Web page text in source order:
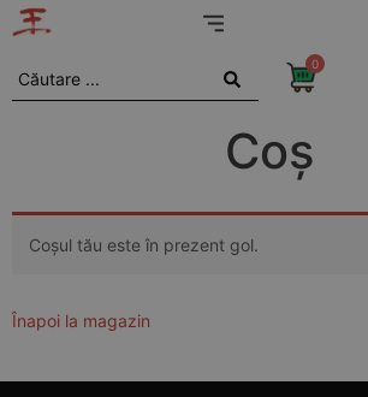
0
Coș
Coșul tău este în prezent gol.
Înapoi la magazin